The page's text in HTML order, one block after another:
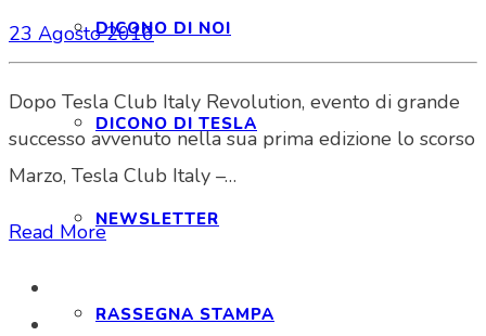
DICONO DI NOI
DICONO DI TESLA
NEWSLETTER
RASSEGNA STAMPA
23 Agosto 2016
Dopo Tesla Club Italy Revolution, evento di grande
successo avvenuto nella sua prima edizione lo scorso
Marzo, Tesla Club Italy –…
Read More